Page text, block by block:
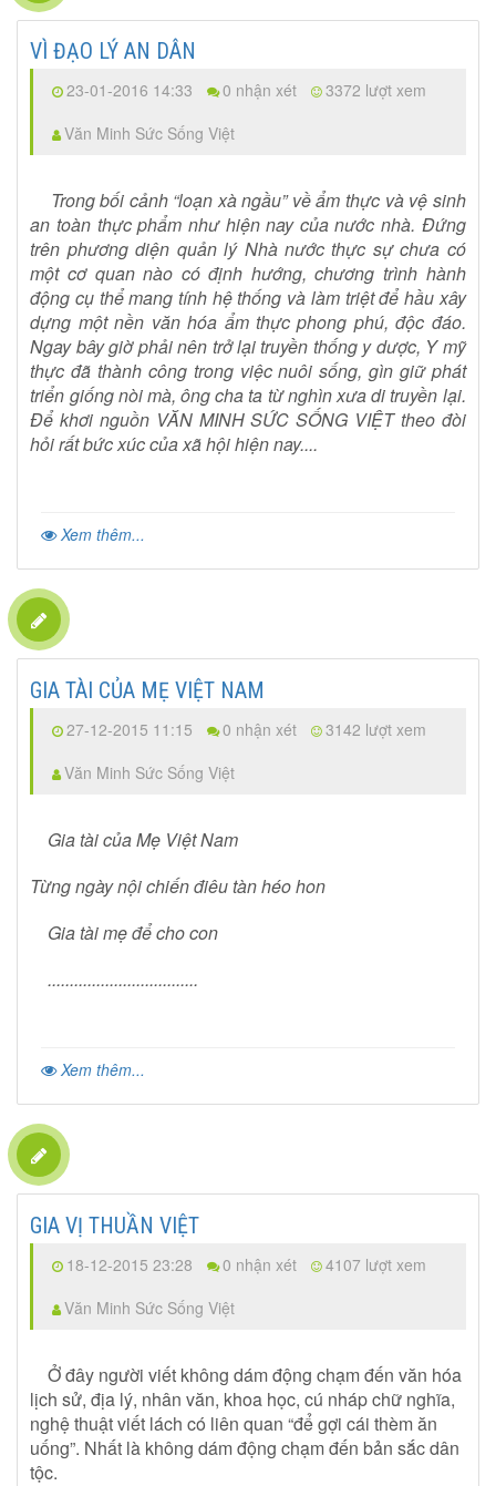
VÌ ĐẠO LÝ AN DÂN
23-01-2016 14:33 0 nhận xét
3372 lượt xem
Văn Minh Sức Sống Việt
Trong bối cảnh “loạn xà ngầu” về ẩm thực và vệ sinh
an toàn thực phẩm như hiện nay của nước nhà. Đứng
trên phương diện quản lý Nhà nước thực sự chưa có
một cơ quan nào có định hướng, chương trình hành
động cụ thể mang tính hệ thống và làm triệt để hầu xây
dựng một nền văn hóa ẩm thực phong phú, độc đáo.
Ngay bây giờ phải nên trở lại truyền thống y dược, Y mỹ
thực đã thành công trong việc nuôi sống, gìn giữ phát
triển giống nòi mà, ông cha ta từ nghìn xưa di truyền lại.
Để khơi nguồn VĂN MINH SỨC SỐNG VIỆT theo đòi
hỏi rất bức xúc của xã hội hiện nay....
Xem thêm...
GIA TÀI CỦA MẸ VIỆT NAM
27-12-2015 11:15 0 nhận xét
3142 lượt xem
Văn Minh Sức Sống Việt
Gia tài của Mẹ Việt Nam
Từng ngày nội chiến điêu tàn héo hon
Gia tài mẹ để cho con
..................................
Xem thêm...
GIA VỊ THUẦN VIỆT
18-12-2015 23:28 0 nhận xét
4107 lượt xem
Văn Minh Sức Sống Việt
Ở đây người viết không dám động chạm đến văn hóa
lịch sử, địa lý, nhân văn, khoa học, cú nháp chữ nghĩa,
nghệ thuật viết lách có liên quan “để gợi cái thèm ăn
uống”. Nhất là không dám động chạm đến bản sắc dân
tộc.